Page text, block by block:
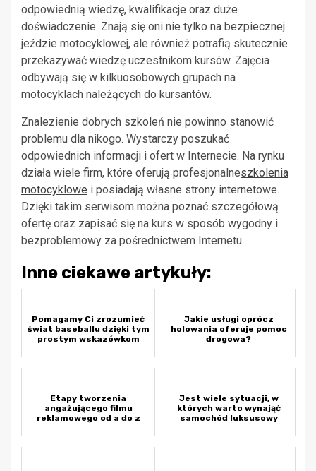
odpowiednią wiedzę, kwalifikacje oraz duże
doświadczenie. Znają się oni nie tylko na bezpiecznej
jeździe motocyklowej, ale również potrafią skutecznie
przekazywać wiedzę uczestnikom kursów. Zajęcia
odbywają się w kilkuosobowych grupach na
motocyklach należących do kursantów.
Znalezienie dobrych szkoleń nie powinno stanowić
problemu dla nikogo. Wystarczy poszukać
odpowiednich informacji i ofert w Internecie. Na rynku
działa wiele firm, które oferują profesjonalneszkolenia
motocyklowe i posiadają własne strony internetowe.
Dzięki takim serwisom można poznać szczegółową
ofertę oraz zapisać się na kurs w sposób wygodny i
bezproblemowy za pośrednictwem Internetu.
Inne ciekawe artykuły:
Pomagamy Ci zrozumieć
świat baseballu dzięki tym
prostym wskazówkom
Jakie usługi oprócz
holowania oferuje pomoc
drogowa?
Etapy tworzenia
angażującego filmu
reklamowego od a do z
Jest wiele sytuacji, w
których warto wynająć
samochód luksusowy